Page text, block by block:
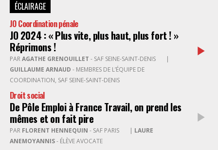
ÉCLAIRAGE
JO Coordination pénale
JO 2024 : « Plus vite, plus haut, plus fort ! »
Réprimons !
PARAGATHE GRENOUILLET - SAF SEINE-SAINT-DENIS
|
GUILLAUME ARNAUD
COORDINATION, SAF SEINE-SAINT-DENIS
Droit social
De Pôle Emploi à France Travail, on prend les
mêmes et on fait pire
PAR FLORENT HENNEQUIN - SAF PARIS | LAURE
ANEMOYANNIS- ÉLÈVE AVOCATE